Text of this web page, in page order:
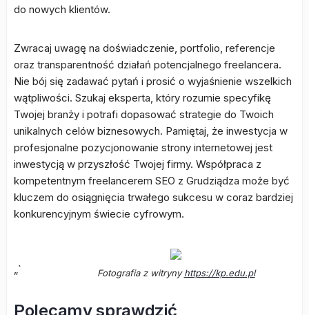
do nowych klientów.
Zwracaj uwagę na doświadczenie, portfolio, referencje
oraz transparentność działań potencjalnego freelancera.
Nie bój się zadawać pytań i prosić o wyjaśnienie wszelkich
wątpliwości. Szukaj eksperta, który rozumie specyfikę
Twojej branży i potrafi dopasować strategie do Twoich
unikalnych celów biznesowych. Pamiętaj, że inwestycja w
profesjonalne pozycjonowanie strony internetowej jest
inwestycją w przyszłość Twojej firmy. Współpraca z
kompetentnym freelancerem SEO z Grudziądza może być
kluczem do osiągnięcia trwałego sukcesu w coraz bardziej
konkurencyjnym świecie cyfrowym.
Fotografia z witrynyhttps://kp.edu.pl
„`
Polecamy sprawdzić